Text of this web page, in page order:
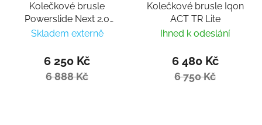
Kolečkové brusle
Powerslide Next 2.0
80/90 Chocolate
Skladem externě
6 250 Kč
6 888 Kč
Kolečkové brusle Iqon
ACT TR Lite
Ihned k odeslání
6 480 Kč
6 750 Kč